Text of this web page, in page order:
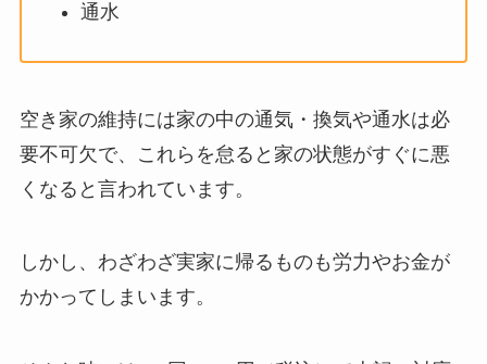
通水
空き家の維持には家の中の通気・換気や通水は必
要不可欠で、これらを怠ると家の状態がすぐに悪
くなると言われています。
しかし、わざわざ実家に帰るものも労力やお金が
かかってしまいます。